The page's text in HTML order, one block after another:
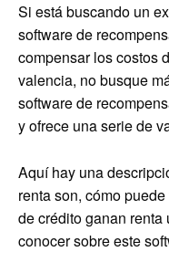
Si está buscando un
software de
compensar los costos
valencia, no busque
software de
y ofrece una serie de
Aquí hay una
renta son, cómo
de crédito ganan
conocer sobre este